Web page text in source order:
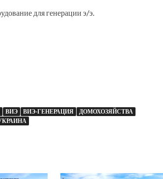
для генерации э/э.
ВИЭ ВИЭ-ГЕНЕРАЦИЯ
ДОМОХОЗЯЙСТВА